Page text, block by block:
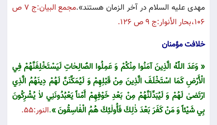
مهدى عليه السلام در آخر الزمان هستند».
مجمع البيان:ج ٧ ص
١٠٦،بحار الأنوار:ج ٩ ص ١٢٦.
خلافت مؤمنان
« وَعَدَ اللّٰهُ‌ الَّذِينَ‌ آمَنُوا مِنْكُمْ‌ وَ عَمِلُوا الصّٰالِحٰاتِ‌ لَيَسْتَخْلِفَنَّهُمْ‌ فِي
الْأَرْضِ‌ كَمَا اسْتَخْلَفَ‌ الَّذِينَ‌ مِنْ‌ قَبْلِهِمْ‌ وَ لَيُمَكِّنَنَّ‌ لَهُمْ‌ دِينَهُمُ‌ الَّذِي
ارْتَضىٰ‌ لَهُمْ‌ وَ لَيُبَدِّلَنَّهُمْ‌ مِنْ‌ بَعْدِ خَوْفِهِمْ‌ أَمْناً يَعْبُدُونَنِي لاٰ يُشْرِكُونَ‌
بِي شَيْئاً وَ مَنْ‌ كَفَرَ بَعْدَ ذٰلِكَ‌ فَأُولٰئِكَ‌ هُمُ‌ الْفٰاسِقُونَ‌ ».النور:٥٥.